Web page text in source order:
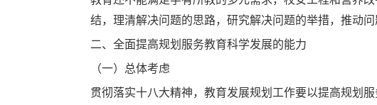
结，理清解决问题的思路，研究解决问题的举措，推动
二、全面提高规划服务教育科学发展的能力
（一）总体考虑
贯彻落实十八大精神，教育发展规划工作要以提高规划